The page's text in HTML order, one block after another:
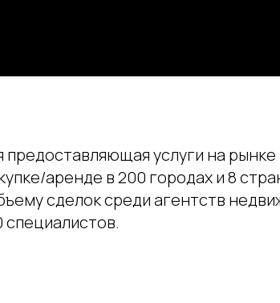
услуги на рынке
аренде в 200 городах и 8
сделок среди агентств
специалистов.